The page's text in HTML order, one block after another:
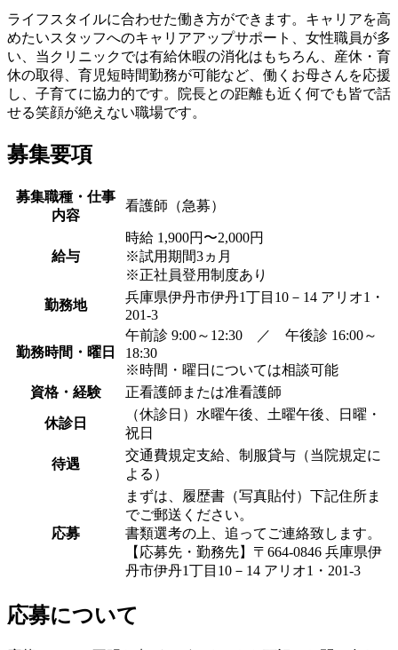
ライフスタイルに合わせた働き方ができます。キャリアを高
めたいスタッフへのキャリアアップサポート、女性職員が多
い、当クリニックでは有給休暇の消化はもちろん、産休・育
休の取得、育児短時間勤務が可能など、働くお母さんを応援
し、子育てに協力的です。院長との距離も近く何でも皆で話
せる笑顔が絶えない職場です。
募集要項
募集職種・仕事
内容
看護師（急募）
給与
時給 1,900円〜2,000円
※試用期間3ヵ月
※正社員登用制度あり
勤務地
兵庫県伊丹市伊丹1丁目10－14 アリオ1・
201-3
勤務時間・曜日
午前診 9:00～12:30 ／ 午後診 16:00～
18:30
※時間・曜日については相談可能
資格・経験
正看護師または准看護師
休診日
（休診日）水曜午後、土曜午後、日曜・
祝日
待遇
交通費規定支給、制服貸与（当院規定に
よる）
応募
まずは、履歴書（写真貼付）下記住所ま
でご郵送ください。
書類選考の上、追ってご連絡致します。
【応募先・勤務先】〒664-0846 兵庫県伊
丹市伊丹1丁目10－14 アリオ1・201-3
応募について